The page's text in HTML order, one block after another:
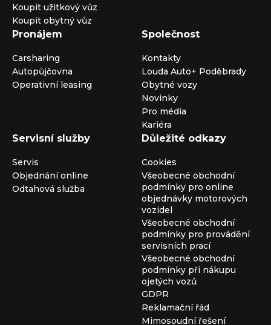
Koupit užitkový vůz
Koupit obytný vůz
Pronájem
Carsharing
Autopůjčovna
Operativní leasing
Společnost
Kontakty
Louda Auto+ Poděbrady
Obytné vozy
Novinky
Pro média
Kariéra
Servisní služby
Servis
Objednání online
Odtahová služba
Důležité odkazy
Cookies
Všeobecné obchodní
podmínky pro online
objednávky motorových
vozidel
Všeobecné obchodní
podmínky pro provádění
servisních prací
Všeobecné obchodní
podmínky při nákupu
ojetých vozů
GDPR
Reklamační řád
Mimosoudní řešení